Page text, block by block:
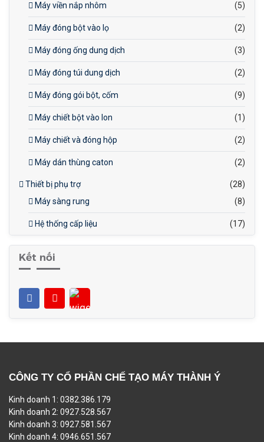
Máy viền nắp nhôm (5)
Máy đóng bột vào lọ (2)
Máy đóng ống dung dịch (3)
Máy đóng túi dung dịch (2)
Máy đóng gói bột, cốm (9)
Máy chiết bột vào lon (1)
Máy chiết và đóng hộp (2)
Máy dán thùng caton (2)
Thiết bị phụ trợ
(28)
Máy sàng rung
(8)
Hệ thống cấp liệu (17)
Kết nối
CÔNG TY CỔ PHẦN CHẾ TẠO MÁY THÀNH Ý
Kinh doanh 1: 0382.386.179
Kinh doanh 2: 0927.528.567
Kinh doanh 3: 0927.581.567
Kinh doanh 4: 0946.651.567